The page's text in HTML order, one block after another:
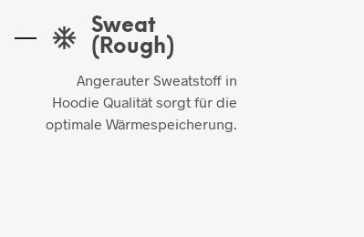
Sweat
(Rough)
Angerauter Sweatstoff in
Hoodie Qualität sorgt für die
optimale Wärmespeicherung.